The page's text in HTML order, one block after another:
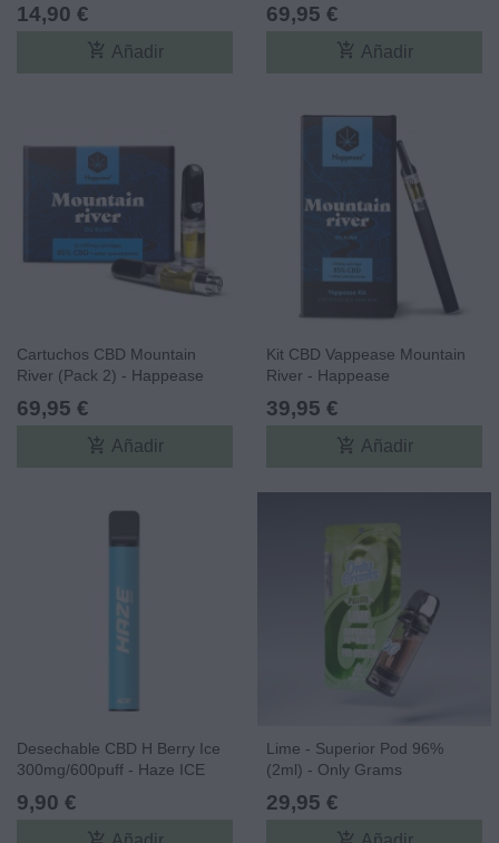
14,90 €
add_shopping_cart Añadir
69,95 €
add_shopping_cart Añadir
Cartuchos CBD Mountain
River (Pack 2) - Happease
69,95 €
add_shopping_cart Añadir
Kit CBD Vappease Mountain
River - Happease
39,95 €
add_shopping_cart Añadir
Desechable CBD H Berry Ice
300mg/600puff - Haze ICE
9,90 €
Lime - Superior Pod 96%
(2ml) - Only Grams
29,95 €